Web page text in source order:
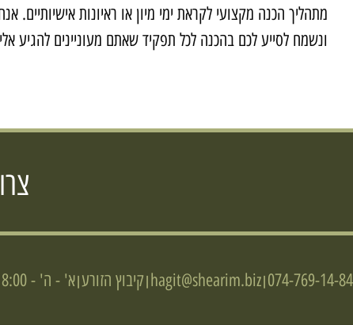
מתהליך הכנה מקצועי לקראת ימי מיון או ראיונות אישיותיים.
ונשמח לסייע לכם בהכנה לכל תפקיד שאתם מעוניינים להגיע
074-769-14-84
|
hagit@shearim.biz
|קיבוץ הזורע|א' - ה' - 09:00-18:00 / ו' - 08:00-14:00